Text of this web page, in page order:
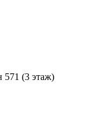
571 (3 этаж)